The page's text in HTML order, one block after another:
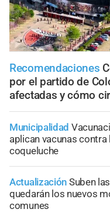
Recomendaciones
por el partido de
afectadas y cómo
Municipalidad
aplican vacunas contra
coqueluche
Actualización Suben
quedarán los nuevos
comunes